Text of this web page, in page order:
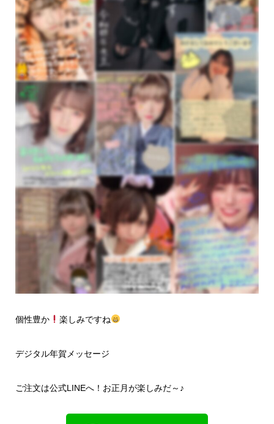
個性豊か 楽しみですね
デジタル年賀メッセージ
ご注文は公式LINEへ！お正月が楽しみだ～♪